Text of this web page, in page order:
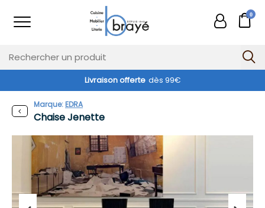
0
Livraison offerte dès 99€
Chaise Jenette
Marque:EDRA